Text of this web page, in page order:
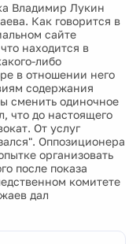
Владимир Лукин
Как говорится в
сайте
находится в
либо
в отношении него
содержания
сменить одиночное
что до настоящего
От услуг
Оппозиционера
организовать
после показа
комитете
дал